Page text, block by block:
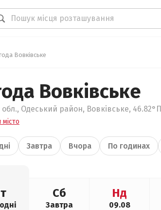
Вовківське
Вовківське
Одеський район, Вовківське,
місто
Завтра Вчора По годинах
Сб
Завтра
Нд
09.08